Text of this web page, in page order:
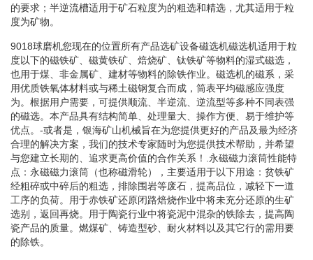
的要求；半逆流槽适用于矿石粒度为的粗选和精选，尤其适用于粒
度为矿物。
9018球磨机您现在的位置所有产品选矿设备磁选机磁选机适用于粒
度以下的磁铁矿、磁黄铁矿、焙烧矿、钛铁矿等物料的湿式磁选，
也用于煤、非金属矿、建材等物料的除铁作业。磁选机的磁系，采
用优质铁氧体材料或与稀土磁钢复合而成，筒表平均磁感应强度
为。根据用户需要，可提供顺流、半逆流、逆流型等多种不同表强
的磁选。本产品具有结构简单、处理量大、操作方便、易于维护等
优点。-或者是，银海矿山机械旨在为您提供更好的产品及最为经济
合理的解决方案，我们的技术专家随时为您提供技术帮助，并希望
与您建立长期的、追求更高价值的合作关系！.永磁磁力滚筒性能特
点：永磁磁力滚筒（也称磁滑轮），主要适用于以下用途：贫铁矿
经粗碎或中碎后的粗选，排除围岩等废石，提高品位，减轻下一道
工序的负荷。用于赤铁矿还原闭路焙烧作业中将未充分还原的生矿
选别，返回再烧。用于陶瓷行业中将瓷泥中混杂的铁除去，提高陶
瓷产品的质量。燃煤矿、铸造型砂、耐火材料以及其它行的需用要
的除铁。